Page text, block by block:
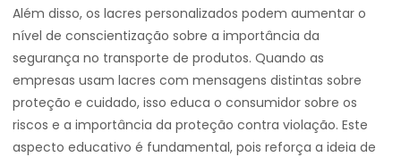
Além disso, os lacres personalizados podem aumentar o
nível de conscientização sobre a importância da
segurança no transporte de produtos. Quando as
empresas usam lacres com mensagens distintas sobre
proteção e cuidado, isso educa o consumidor sobre os
riscos e a importância da proteção contra violação. Este
aspecto educativo é fundamental, pois reforça a ideia de